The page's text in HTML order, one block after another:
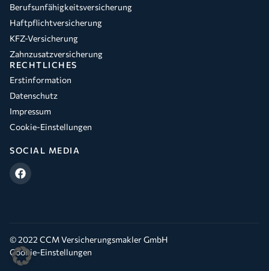
Berufsunfähigkeitsversicherung
Haftpflichtversicherung
KFZ-Versicherung
Zahnzusatzversicherung
RECHTLICHES
Erstinformation
Datenschutz
Impressum
Cookie-Einstellungen
SOCIAL MEDIA
© 2022 CCM Versicherungsmakler GmbH
Cookie-Einstellungen